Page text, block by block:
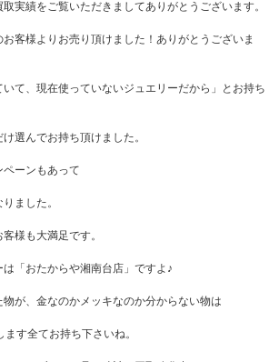
実績をご覧いただきましてありがとうございます。
客様よりお売り頂けました！ありがとうございま
いて、現在使っていないジュエリーだから」とお持ち
選んでお持ち頂けました。
ーンもあって
ました。
様も大満足です。
「おたからや湘南台店」ですよ♪
が、金なのかメッキなのか分からない物は
す全てお持ち下さいね。